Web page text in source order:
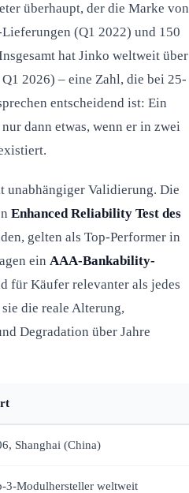
überhaupt, der die Marke von
(Q1 2022) und 150
hat Jinko weltweit über
2026) – eine Zahl, die bei 25-
entscheidend ist: Ein
dann etwas, wenn er in zwei
unabhängiger Validierung. Die
Enhanced Reliability Test des
gelten als Top-Performer in
ein AAA-Bankability-
für Käufer relevanter als jedes
die reale Alterung,
Degradation über Jahre
Shanghai (China)
3-Modulhersteller weltweit